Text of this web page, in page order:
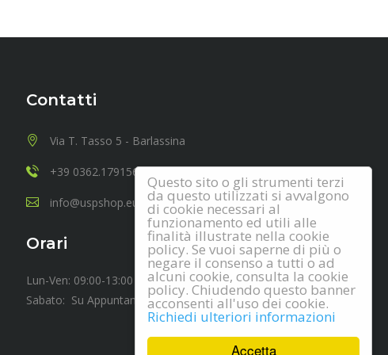
Accetta
Questo sito o gli strumenti terzi
da questo utilizzati si avvalgono
di cookie necessari al
funzionamento ed utili alle
finalità illustrate nella cookie
policy. Se vuoi saperne di più o
negare il consenso a tutti o ad
alcuni cookie, consulta la cookie
policy. Chiudendo questo banner
acconsenti all'uso dei cookie.
Richiedi ulteriori informazioni
Contatti
Via T. Tasso 5 - Barlassina
+39 0362.1791567
info@uspshop.eu
Orari
Lun-Ven: 09:00-13:00 14:00-18:00
Sabato: Su Appuntamento